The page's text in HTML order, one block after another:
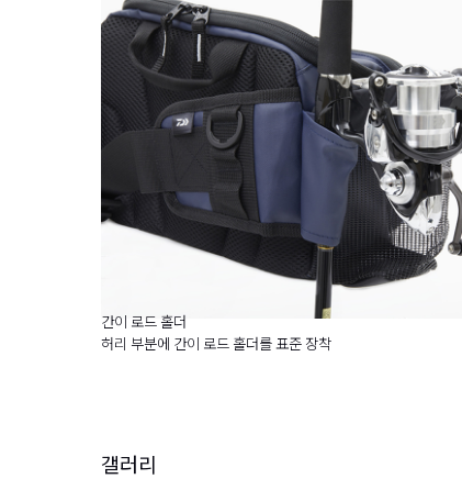
간이 로드 홀더
허리 부분에 간이 로드 홀더를 표준 장착
갤러리